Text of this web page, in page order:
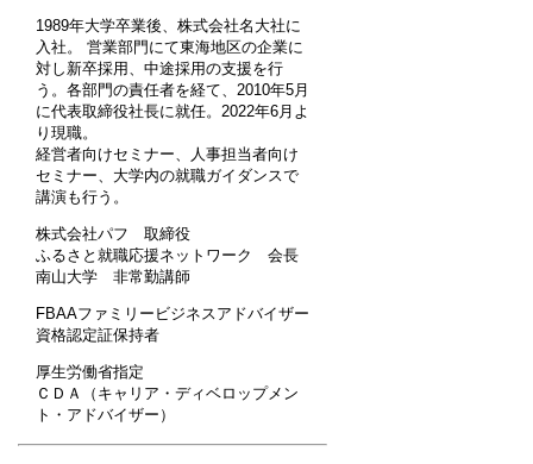
1989年大学卒業後、株式会社名大社に
入社。 営業部門にて東海地区の企業に
対し新卒採用、中途採用の支援を行
う。各部門の責任者を経て、2010年5月
に代表取締役社長に就任。2022年6月よ
り現職。
経営者向けセミナー、人事担当者向け
セミナー、大学内の就職ガイダンスで
講演も行う。
株式会社パフ 取締役
ふるさと就職応援ネットワーク 会長
南山大学 非常勤講師
FBAAファミリービジネスアドバイザー
資格認定証保持者
厚生労働省指定
ＣＤＡ（キャリア・ディベロップメン
ト・アドバイザー）